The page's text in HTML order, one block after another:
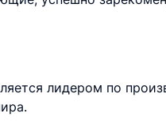
лидером по